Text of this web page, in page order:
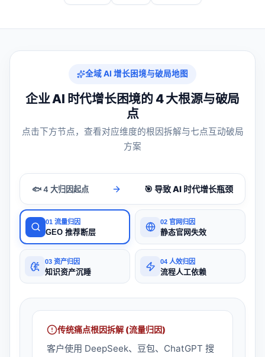
全域 AI 增长困境与破局地图
企业 AI 时代增长困境的 4 大根源与破局
点
点击下方节点，查看对应维度的根因拆解与七点互动破局
方案
🐟 4 大归因起点 🎯 导致 AI 时代增长瓶颈
01 流量归因
GEO 推荐断层
02 官网归因
静态官网失效
03 资产归因
知识资产沉睡
04 人效归因
流程人工依赖
传统痛点根因拆解 (流量归因)
客户使用 DeepSeek、豆包、ChatGPT 搜